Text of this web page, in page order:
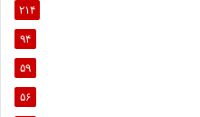
۲۱۴
۹۴
۵۹
۵۶